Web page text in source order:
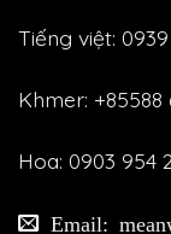
Tiếng việt:
Khmer: +85588
Hoa: 0903 954
Email: